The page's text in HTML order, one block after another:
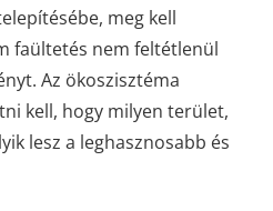
meg kell
faültetés nem feltétlenül
Az ökoszisztéma
kell, hogy milyen terület,
lesz a leghasznosabb és